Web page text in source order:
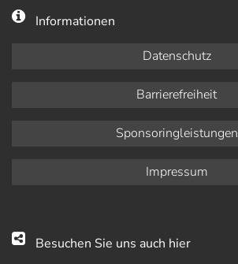
Informationen
Datenschutz
Barrierefreiheit
Sponsoringleistungen
Impressum
Besuchen Sie uns auch hier